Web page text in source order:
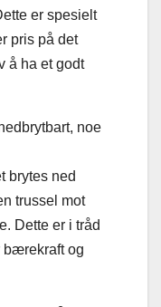
er spesielt
pris på det
å ha et godt
noe
brytes ned
trussel mot
Dette er i tråd
bærekraft og